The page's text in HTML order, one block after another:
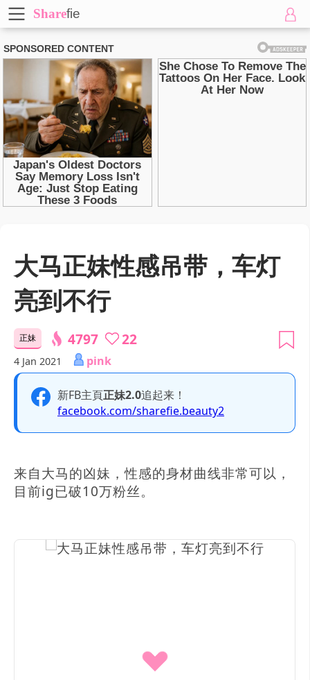
Sharefie
大马正妹性感吊带，车灯
亮到不行
正妹 4797 22
4 Jan 2021 pink
新FB主頁正妹2.0追起来！
facebook.com/sharefie.beauty2
来自大马的凶妹，性感的身材曲线非常可以，
目前ig已破10万粉丝。